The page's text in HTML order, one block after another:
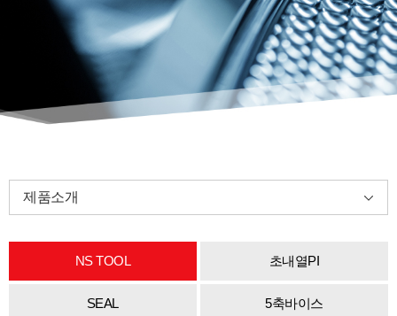
제품소개
NS TOOL 초내열PI
SEAL 5축바이스